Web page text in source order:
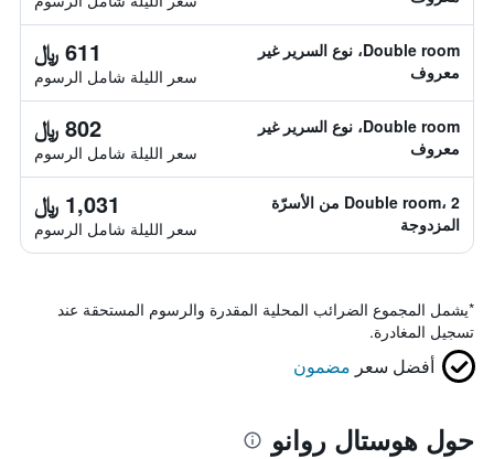
Double room، نوع السرير غير
معروف
611 ﷼
سعر الليلة شامل الرسوم
Double room، نوع السرير غير
معروف
802 ﷼
سعر الليلة شامل الرسوم
Double room، 2 من الأسرّة
المزدوجة
1,031 ﷼
سعر الليلة شامل الرسوم
*يشمل المجموع الضرائب المحلية المقدرة والرسوم المستحقة عند
تسجيل المغادرة.
أفضل سعر مضمون
حول هوستال روانو